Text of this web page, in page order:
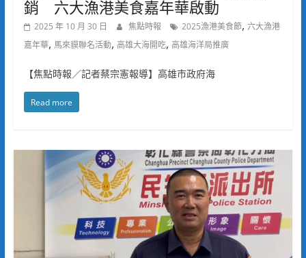
銷 六大漁港美食嘉年華啟動
2025 年 10 月 30 日 焦點時報 2025漁港美食節, 六大漁港
嘉年華, 馬來貘聯名活動, 高雄大海開吃, 高雄海洋局推廣
【焦點時報／記者蔡宗憲報導】高雄市政府海
Read more